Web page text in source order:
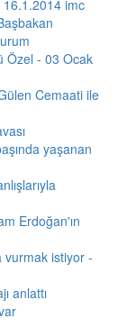
16.1.2014 imc
Özel - 03 Ocak
Cemaati ile
yaşanan
Erdoğan'ın
vurmak istiyor -
anlattı